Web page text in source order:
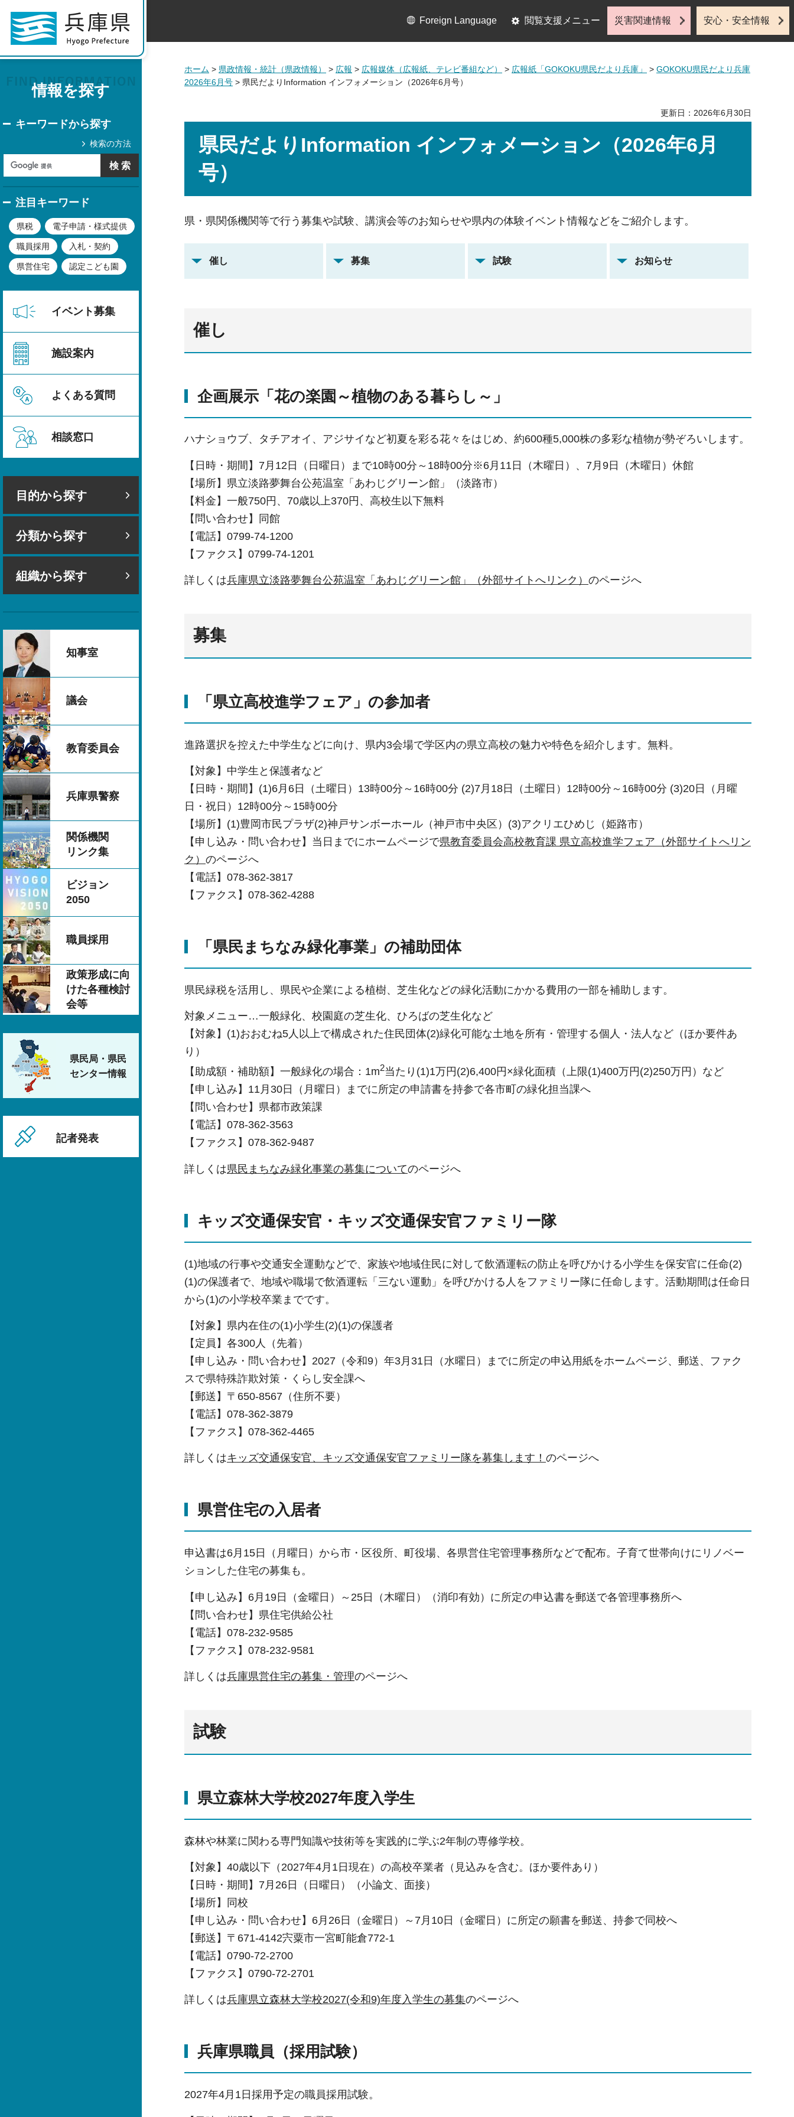
情報を探す
キーワードから探す
検索の方法
注目キーワード
県税 電子申請・様式提供
職員採用 入札・契約
県営住宅 認定こども園
イベント募集
施設案内
よくある質問
相談窓口
目的から探す
分類から探す
組織から探す
知事室
議会
教育委員会
兵庫県警察
関係機関
リンク集
ビジョン
2050
職員採用
政策形成に向
けた各種検討
会等
県民局・県民
センター情報
記者発表
Foreign Language 閲覧支援メニュー 災害関連情報 安心・安全情報
ホーム > 県政情報・統計（県政情報） > 広報 > 広報媒体（広報紙、テレビ番組など） > 広報紙「GOKOKU県民だより兵庫」 > GOKOKU県民だより兵庫
2026年6月号 > 県民だよりInformation インフォメーション（2026年6月号）
更新日：2026年6月30日
県民だよりInformation インフォメーション（2026年6月
号）
県・県関係機関等で行う募集や試験、講演会等のお知らせや県内の体験イベント情報などをご紹介します。
催し 募集 試験 お知らせ
催し
企画展示「花の楽園～植物のある暮らし～」
ハナショウブ、タチアオイ、アジサイなど初夏を彩る花々をはじめ、約600種5,000株の多彩な植物が勢ぞろいします。
【日時・期間】7月12日（日曜日）まで10時00分～18時00分※6月11日（木曜日）、7月9日（木曜日）休館
【場所】県立淡路夢舞台公苑温室「あわじグリーン館」（淡路市）
【料金】一般750円、70歳以上370円、高校生以下無料
【問い合わせ】同館
【電話】0799-74-1200
【ファクス】0799-74-1201
詳しくは兵庫県立淡路夢舞台公苑温室「あわじグリーン館」（外部サイトへリンク） のページへ
募集
「県立高校進学フェア」の参加者
進路選択を控えた中学生などに向け、県内3会場で学区内の県立高校の魅力や特色を紹介します。無料。
【対象】中学生と保護者など
【日時・期間】(1)6月6日（土曜日）13時00分～16時00分 (2)7月18日（土曜日）12時00分～16時00分 (3)20日（月曜
日・祝日）12時00分～15時00分
【場所】(1)豊岡市民プラザ(2)神戸サンボーホール（神戸市中央区）(3)アクリエひめじ（姫路市）
【申し込み・問い合わせ】当日までにホームページで県教育委員会高校教育課 県立高校進学フェア（外部サイトへリン
ク） のページへ
【電話】078-362-3817
【ファクス】078-362-4288
「県民まちなみ緑化事業」の補助団体
県民緑税を活用し、県民や企業による植樹、芝生化などの緑化活動にかかる費用の一部を補助します。
対象メニュー…一般緑化、校園庭の芝生化、ひろばの芝生化など
【対象】(1)おおむね5人以上で構成された住民団体(2)緑化可能な土地を所有・管理する個人・法人など（ほか要件あ
り）
【助成額・補助額】一般緑化の場合：1m2当たり(1)1万円(2)6,400円×緑化面積（上限(1)400万円(2)250万円）など
【申し込み】11月30日（月曜日）までに所定の申請書を持参で各市町の緑化担当課へ
【問い合わせ】県都市政策課
【電話】078-362-3563
【ファクス】078-362-9487
詳しくは県民まちなみ緑化事業の募集についてのページへ
キッズ交通保安官・キッズ交通保安官ファミリー隊
(1)地域の行事や交通安全運動などで、家族や地域住民に対して飲酒運転の防止を呼びかける小学生を保安官に任命(2)
(1)の保護者で、地域や職場で飲酒運転「三ない運動」を呼びかける人をファミリー隊に任命します。活動期間は任命日
から(1)の小学校卒業までです。
【対象】県内在住の(1)小学生(2)(1)の保護者
【定員】各300人（先着）
【申し込み・問い合わせ】2027（令和9）年3月31日（水曜日）までに所定の申込用紙をホームページ、郵送、ファク
スで県特殊詐欺対策・くらし安全課へ
【郵送】〒650-8567（住所不要）
【電話】078-362-3879
【ファクス】078-362-4465
詳しくはキッズ交通保安官、キッズ交通保安官ファミリー隊を募集します！ のページへ
県営住宅の入居者
申込書は6月15日（月曜日）から市・区役所、町役場、各県営住宅管理事務所などで配布。子育て世帯向けにリノベー
ションした住宅の募集も。
【申し込み】6月19日（金曜日）～25日（木曜日）（消印有効）に所定の申込書を郵送で各管理事務所へ
【問い合わせ】県住宅供給公社
【電話】078-232-9585
【ファクス】078-232-9581
詳しくは兵庫県営住宅の募集・管理のページへ
試験
県立森林大学校2027年度入学生
森林や林業に関わる専門知識や技術等を実践的に学ぶ2年制の専修学校。
【対象】40歳以下（2027年4月1日現在）の高校卒業者（見込みを含む。ほか要件あり）
【日時・期間】7月26日（日曜日）（小論文、面接）
【場所】同校
【申し込み・問い合わせ】6月26日（金曜日）～7月10日（金曜日）に所定の願書を郵送、持参で同校へ
【郵送】〒671-4142宍粟市一宮町能倉772-1
【電話】0790-72-2700
【ファクス】0790-72-2701
詳しくは兵庫県立森林大学校2027(令和9)年度入学生の募集のページへ
兵庫県職員（採用試験）
2027年4月1日採用予定の職員採用試験。